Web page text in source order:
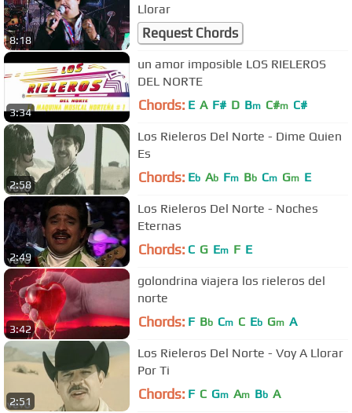
8:18
Llorar
Request Chords
3:34
un amor imposible LOS RIELEROS
DEL NORTE
Chords: E A F# D Bm C#m C#
2:58
Los Rieleros Del Norte - Dime Quien
Es
Chords: Eb Ab Fm Bb Cm Gm E
2:49
Los Rieleros Del Norte - Noches
Eternas
Chords: C G Em F E
3:42
golondrina viajera los rieleros del
norte
Chords: F Bb Cm C Eb Gm A
2:51
Los Rieleros Del Norte - Voy A Llorar
Por Ti
Chords: F C Gm Am Bb A